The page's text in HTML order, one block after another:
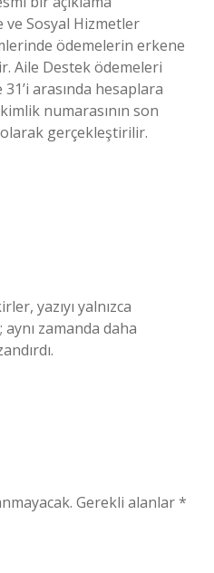
ve Sosyal Hizmetler
ödemelerin erkene
Aile Destek ödemeleri
arasında hesaplara
numarasının son
gerçekleştirilir.
yazıyı yalnızca
aynı zamanda daha
Gerekli alanlar*